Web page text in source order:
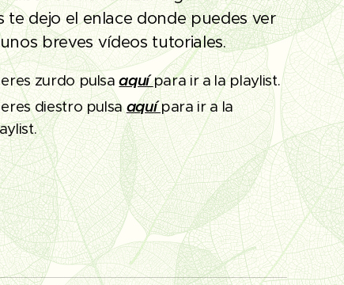
te dejo el enlace donde puedes ver
unos breves vídeos tutoriales.
eres zurdo pulsaaquípara ir a la playlist.
eres diestro pulsaaquípara ir a la